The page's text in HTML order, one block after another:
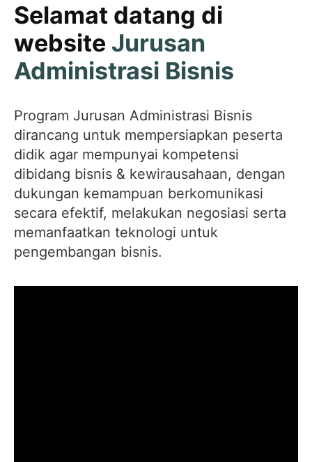
Selamat datang di
website Jurusan
Administrasi Bisnis
Program Jurusan Administrasi Bisnis
dirancang untuk mempersiapkan peserta
didik agar mempunyai kompetensi
dibidang bisnis & kewirausahaan, dengan
dukungan kemampuan berkomunikasi
secara efektif, melakukan negosiasi serta
memanfaatkan teknologi untuk
pengembangan bisnis.